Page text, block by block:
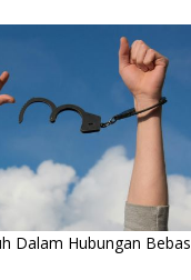
Dalam Hubungan Bebas